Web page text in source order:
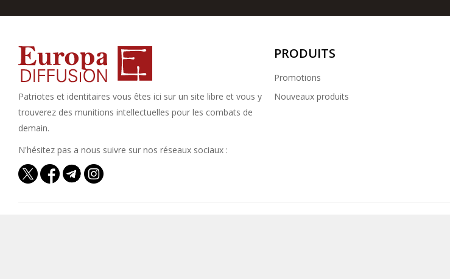
Patriotes et identitaires vous êtes ici sur un site libre et vous y
trouverez des munitions intellectuelles pour les combats de
demain.
N'hésitez pas a nous suivre sur nos réseaux sociaux :
PRODUITS
Promotions
Nouveaux produits